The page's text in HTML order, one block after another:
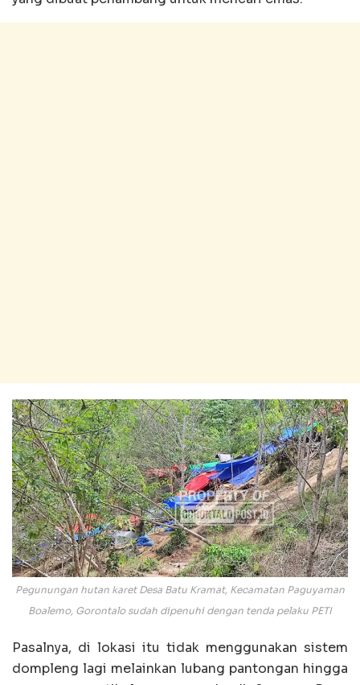
Pegunungan hutan karet Desa Batu Kramat, Kecamatan Paguyaman
Boalemo, Gorontalo sudah dipenuhi dengan tenda pelaku PETI
Pasalnya, di lokasi itu tidak menggunakan sistem
dompleng lagi melainkan lubang pantongan hingga